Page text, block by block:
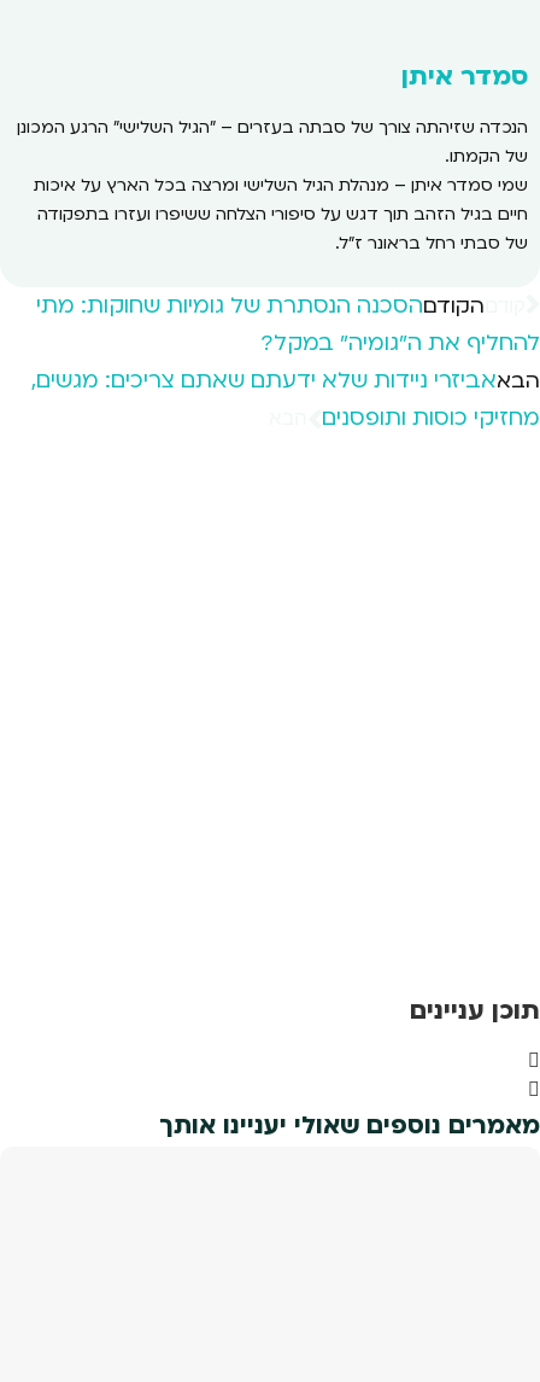
סמדר איתן
הנכדה שזיהתה צורך של סבתה בעזרים – "הגיל השלישי" הרגע המכונן
של הקמתו.
שמי סמדר איתן – מנהלת הגיל השלישי ומרצה בכל הארץ על איכות
חיים בגיל הזהב תוך דגש על סיפורי הצלחה ששיפרו ועזרו בתפקודה
של סבתי רחל בראונר ז"ל.
הקודםהסכנה הנסתרת של גומיות שחוקות: מתי
להחליף את ה"גומיה" במקל?
הבאאביזרי ניידות שלא ידעתם שאתם צריכים: מגשים,
מחזיקי כוסות ותופסנים
תוכן עניינים
מאמרים נוספים שאולי יעניינו אותך